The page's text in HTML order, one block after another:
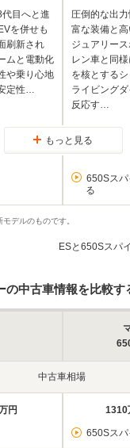
目へと進
を併せも
刷新され
ムと電動化
や乗り心地
定性…
圧倒的な出
富な装備と
ジュアリー
レン車と同
を核とする
ライビング
反応す…
もっと見る
650Sス
る
デルのものです。
ESと650Sスパ
の中古車情報を比較す
中古車相場
円 1310
650Sス